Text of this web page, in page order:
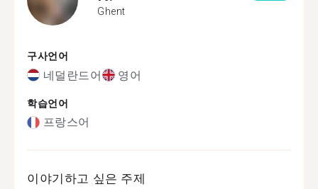
Ghent
구사언어
네덜란드어 영어
학습언어
프랑스어
이야기하고 싶은 주제